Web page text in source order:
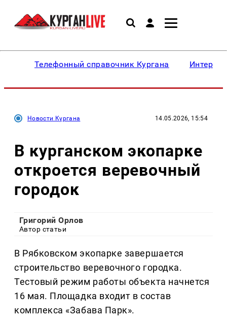
Телефонный справочник Кургана
Новости Кургана 14.05.2026, 15:54
В курганском экопарке
откроется веревочный
городок
Григорий Орлов
Автор статьи
В Рябковском экопарке завершается
строительство веревочного городка.
Тестовый режим работы объекта начнется
16 мая. Площадка входит в состав
комплекса «Забава Парк».